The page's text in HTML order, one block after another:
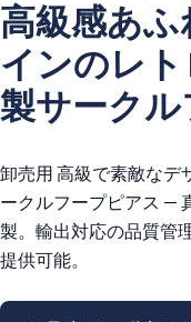
高級感あ
インのレ
製サーク
卸売用 高級で素敵なデ
ークルフープピアス —
製。輸出対応の品質管
提供可能。